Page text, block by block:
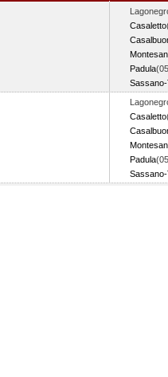
Casaletto
Padula
Casaletto
Padula